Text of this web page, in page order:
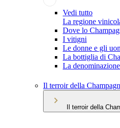
Vedi tutto
La regione
Dove lo
I vitigni
Le donne e gli
La bottiglia di
La
Il terroir della
Il terroir della